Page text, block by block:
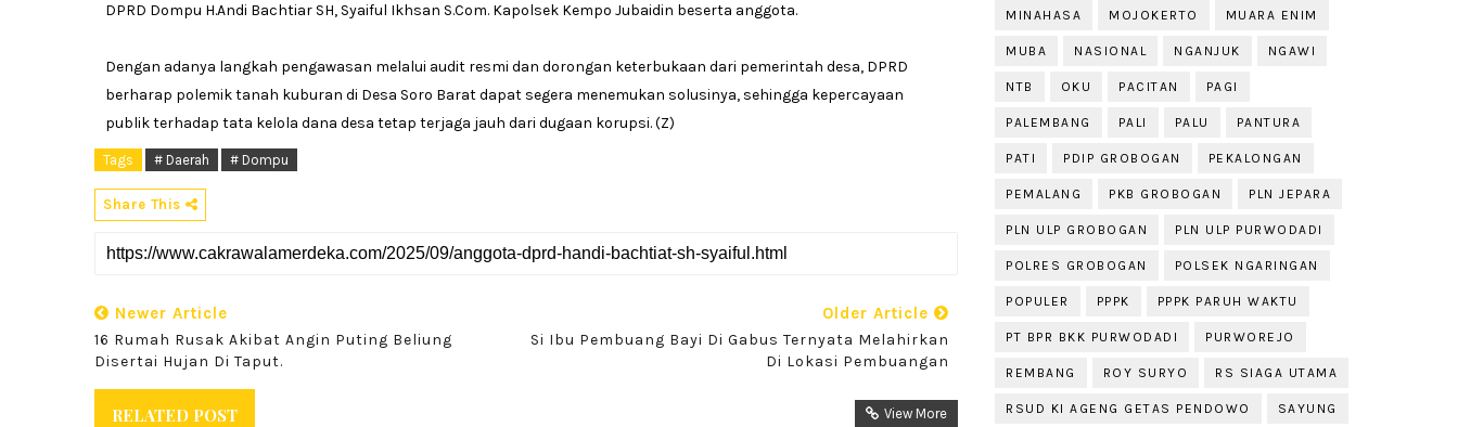
DPRD Dompu H.Andi Bachtiar SH, Syaiful Ikhsan S.Com. Kapolsek Kempo Jubaidin beserta anggota.
Dengan adanya langkah pengawasan melalui audit resmi dan dorongan keterbukaan dari pemerintah desa, DPRD
berharap polemik tanah kuburan di Desa Soro Barat dapat segera menemukan solusinya, sehingga kepercayaan
publik terhadap tata kelola dana desa tetap terjaga jauh dari dugaan korupsi. (Z)
Tags # Daerah # Dompu
Share This
Newer Article
16 Rumah Rusak Akibat Angin Puting Beliung
Disertai Hujan Di Taput.
Older Article
Si Ibu Pembuang Bayi Di Gabus Ternyata Melahirkan
Di Lokasi Pembuangan
RELATED POST View More
MINAHASA MOJOKERTO MUARA ENIM
MUBA NASIONAL NGANJUK NGAWI
NTB OKU PACITAN PAGI
PALEMBANG PALI PALU PANTURA
PATI PDIP GROBOGAN PEKALONGAN
PEMALANG PKB GROBOGAN PLN JEPARA
PLN ULP GROBOGAN PLN ULP PURWODADI
POLRES GROBOGAN POLSEK NGARINGAN
POPULER PPPK PPPK PARUH WAKTU
PT BPR BKK PURWODADI PURWOREJO
REMBANG ROY SURYO RS SIAGA UTAMA
RSUD KI AGENG GETAS PENDOWO SAYUNG